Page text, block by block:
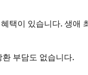
이 있습니다. 생애
부담도 없습니다.